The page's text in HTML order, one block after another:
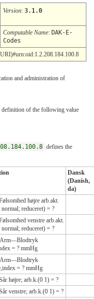
Version: 3.1.0
Computable Name: DAK-E-
Codes
and administration of
definition of the following value
defines the
Dansk
(Danish,
da)
højre arb.akt.
reduceret) = ?
venstre arb.akt.
reduceret) = ?
= ? mmHg
= ? mmHg
højre; arb.k.(0 1) = ?
venstre; arb.k.(0 1) = ?